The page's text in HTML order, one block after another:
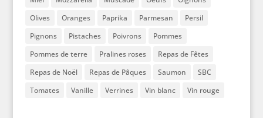
Olives
Oranges Paprika Parmesan
Persil
Pignons
Pistaches Poivrons
Pommes
Pommes de terre
Pralines roses
Repas de Fêtes
Repas de Noël
Repas de Pâques Saumon
SBC
Tomates
Vanille Verrines Vin blanc Vin rouge